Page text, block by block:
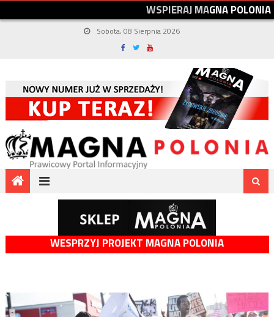
WSPIERAJMAGNAPOLONIA
Sobota, 08 Sierpnia 2026
WESPRZYJ PROJEKT MAGNA POLONIA